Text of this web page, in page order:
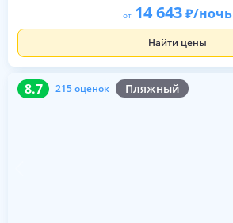
от 14 643 /ночь
Найти цены
8.7 215 оценок Пляжный
8.7 215 оценок